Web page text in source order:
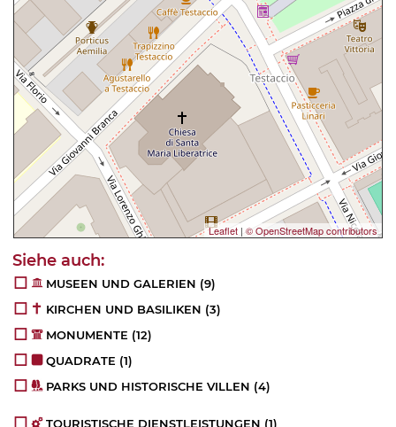
Leaflet | © OpenStreetMap contributors
MUSEEN UND GALERIEN (9)
KIRCHEN UND BASILIKEN (3)
MONUMENTE (12)
QUADRATE (1)
PARKS UND HISTORISCHE VILLEN (4)
TOURISTISCHE DIENSTLEISTUNGEN (1)